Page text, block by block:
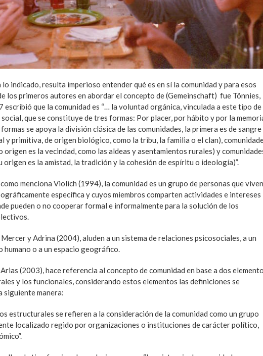
lo indicado, resulta imperioso entender qué es en sí la comunidad y para esos
los primeros autores en abordar el concepto de (Gemeinschaft) fue Tönnies,
escribió que la comunidad es “… la voluntad orgánica, vinculada a este tipo de
que se constituye de tres formas: Por placer, por hábito y por la
se apoya la división clásica de las comunidades, la primera es de sangre
y primitiva, de origen biológico, como la tribu, la familia o el clan),
origen es la vecindad, como las aldeas y asentamientos rurales) y
origen es la amistad, la tradición y la cohesión de espíritu o ideología)”.
menciona Violich (1994), la comunidad es un grupo de personas que viven
específica y cuyos miembros comparten actividades e intereses
pueden o no cooperar formal e informalmente para la solución de los
y Adrina (2004), aluden a un sistema de relaciones psicosociales, a un
humano o a un espacio geográfico.
(2003), hace referencia al concepto de comunidad en base a dos
y los funcionales, considerando estos elementos las definiciones se
siguiente manera:
estructurales se refieren a la consideración de la comunidad como un grupo
localizado regido por organizaciones o instituciones de carácter político,